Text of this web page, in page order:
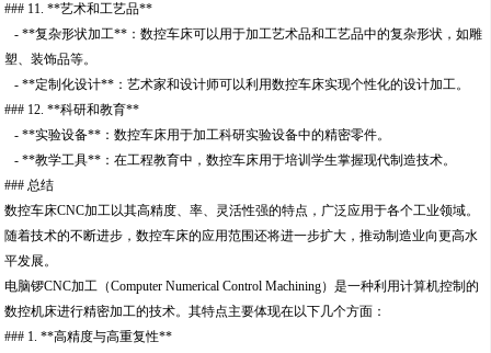
### 11. **艺术和工艺品**
- **复杂形状加工**：数控车床可以用于加工艺术品和工艺品中的复杂形状，如雕
塑、装饰品等。
- **定制化设计**：艺术家和设计师可以利用数控车床实现个性化的设计加工。
### 12. **科研和教育**
- **实验设备**：数控车床用于加工科研实验设备中的精密零件。
- **教学工具**：在工程教育中，数控车床用于培训学生掌握现代制造技术。
### 总结
数控车床CNC加工以其高精度、率、灵活性强的特点，广泛应用于各个工业领域。
随着技术的不断进步，数控车床的应用范围还将进一步扩大，推动制造业向更高水
平发展。
电脑锣CNC加工（Computer Numerical Control Machining）是一种利用计算机控制的
数控机床进行精密加工的技术。其特点主要体现在以下几个方面：
### 1. **高精度与高重复性**